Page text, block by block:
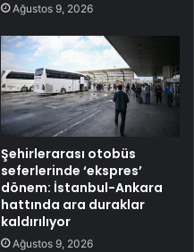
Ağustos 9, 2026
Şehirlerarası otobüs
seferlerinde ‘ekspres’
dönem: İstanbul-Ankara
hattında ara duraklar
kaldırılıyor
Ağustos 9, 2026